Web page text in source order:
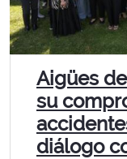
Aigües
su
diálogo